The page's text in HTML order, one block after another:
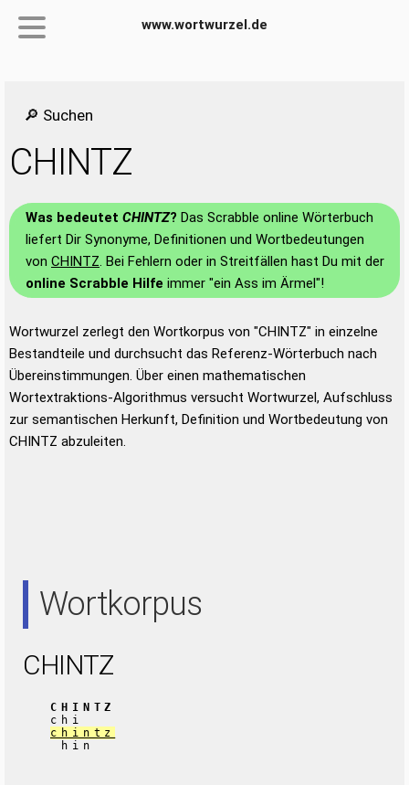
www.wortwurzel.de
🔎 Suchen
CHINTZ
Was bedeutet CHINTZ? Das Scrabble online Wörterbuch
liefert Dir Synonyme, Definitionen und Wortbedeutungen
von CHINTZ. Bei Fehlern oder in Streitfällen hast Du mit der
online Scrabble Hilfe immer "ein Ass im Ärmel"!
Wortwurzel zerlegt den Wortkorpus von "CHINTZ" in einzelne
Bestandteile und durchsucht das Referenz-Wörterbuch nach
Übereinstimmungen. Über einen mathematischen
Wortextraktions-Algorithmus versucht Wortwurzel, Aufschluss
zur semantischen Herkunft, Definition und Wortbedeutung von
CHINTZ abzuleiten.
Wortkorpus
CHINTZ
CHINTZ
chi
chintz
hin